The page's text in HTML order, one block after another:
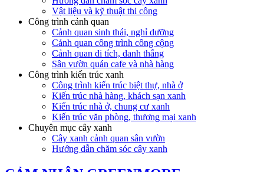
Vật liệu và kỹ thuật thi công
Công trình cảnh quan
Cảnh quan sinh thái, nghỉ dưỡng
Cảnh quan công trình công cộng
Cảnh quan di tích, danh thắng
Sân vườn quán cafe và nhà hàng
Công trình kiến trúc xanh
Công trình kiến trúc biệt thự, nhà ở
Kiến trúc nhà hàng, khách sạn xanh
Kiến trúc nhà ở, chung cư xanh
Kiến trúc văn phòng, thương mại xanh
Chuyên mục cây xanh
Cây xanh cảnh quan sân vườn
Hướng dẫn chăm sóc cây xanh